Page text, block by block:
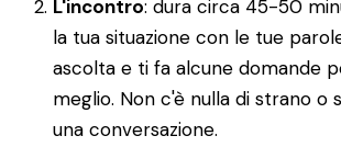
L'incontro: dura circa 45-50
la tua situazione con le tue
ascolta e ti fa alcune domande
meglio. Non c'è nulla di strano o
una conversazione.